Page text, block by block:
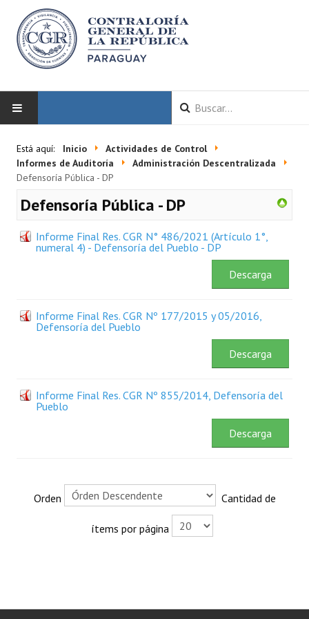
LA CGR
Autoridades
Misión y Visión
Plan Estratégico 2022 - 2026
Convenios
ACTIVIDADES DE CONTROL
Informe y Dictamen sobre el Informe Financiero del Ministerio de
Reporte de Hechos Punibles
Está aquí: Inicio
Actividades de Control
Informes de Auditoría
Administración Descentralizada
Defensoría Pública - DP
Defensoría Pública - DP
Informe Final Res. CGR N° 486/2021 (Artículo 1°,
numeral 4) - Defensoría del Pueblo - DP
Descarga
Informe Final Res. CGR Nº 177/2015 y 05/2016,
Defensoría del Pueblo
Descarga
Informe Final Res. CGR Nº 855/2014, Defensoría del
Pueblo
Descarga
Orden Cantidad de
ítems por página